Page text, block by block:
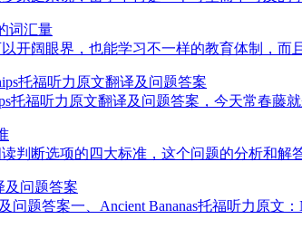
词汇量
开阔眼界，也能学习不一样的教育体制，而
托福听力原文翻译及问题答案
托福听力原文翻译及问题答案，今天常春藤
判断选项的四大标准，这个问题的分析和解
及问题答案
问题答案一、Ancient Bananas托福听力原文